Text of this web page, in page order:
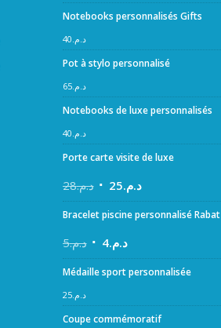
Notebooks personnalisés Gifts
د.م. 40
Pot à stylo personnalisé
د.م.65
Notebooks de luxe personnalisés
د.م. 40
Porte carte visite de luxe
د.م.28 د.م.25
Bracelet piscine personnalisé Rabat
د.م.5 د.م.4
Médaille sport personnalisée
د.م.25
Coupe commémoratif